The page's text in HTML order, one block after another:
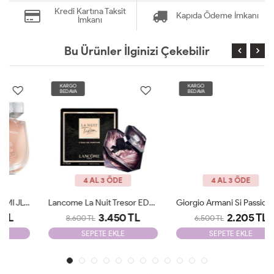
Kredi Kartına Taksit
İmkanı
Kapıda Ödeme İmkanı
Bu Ürünler İlginizi Çekebilir
4 AL 3 ÖDE
Lancome La Nuit Tresor EDP 100 Ml JLT Woman
3.450 TL
SEPETE EKLE
4 AL 3 ÖDE
Giorgio Armani Si Passione Edp 100 Ml JLT Woman
2.205 TL
SEPETE EKLE